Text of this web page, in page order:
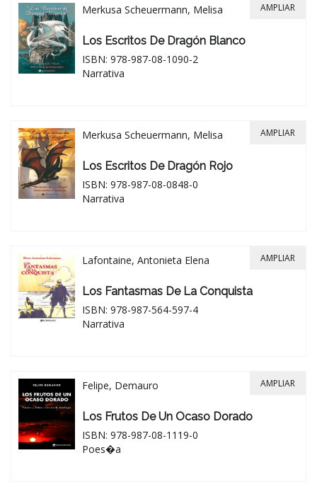
Merkusa Scheuermann, Melisa
Los Escritos De Dragón Blanco
ISBN: 978-987-08-1090-2
Narrativa
AMPLIAR
Merkusa Scheuermann, Melisa
Los Escritos De Dragón Rojo
ISBN: 978-987-08-0848-0
Narrativa
AMPLIAR
Lafontaine, Antonieta Elena
Los Fantasmas De La Conquista
ISBN: 978-987-564-597-4
Narrativa
AMPLIAR
Felipe, Demauro
Los Frutos De Un Ocaso Dorado
ISBN: 978-987-08-1119-0
Poes�a
AMPLIAR